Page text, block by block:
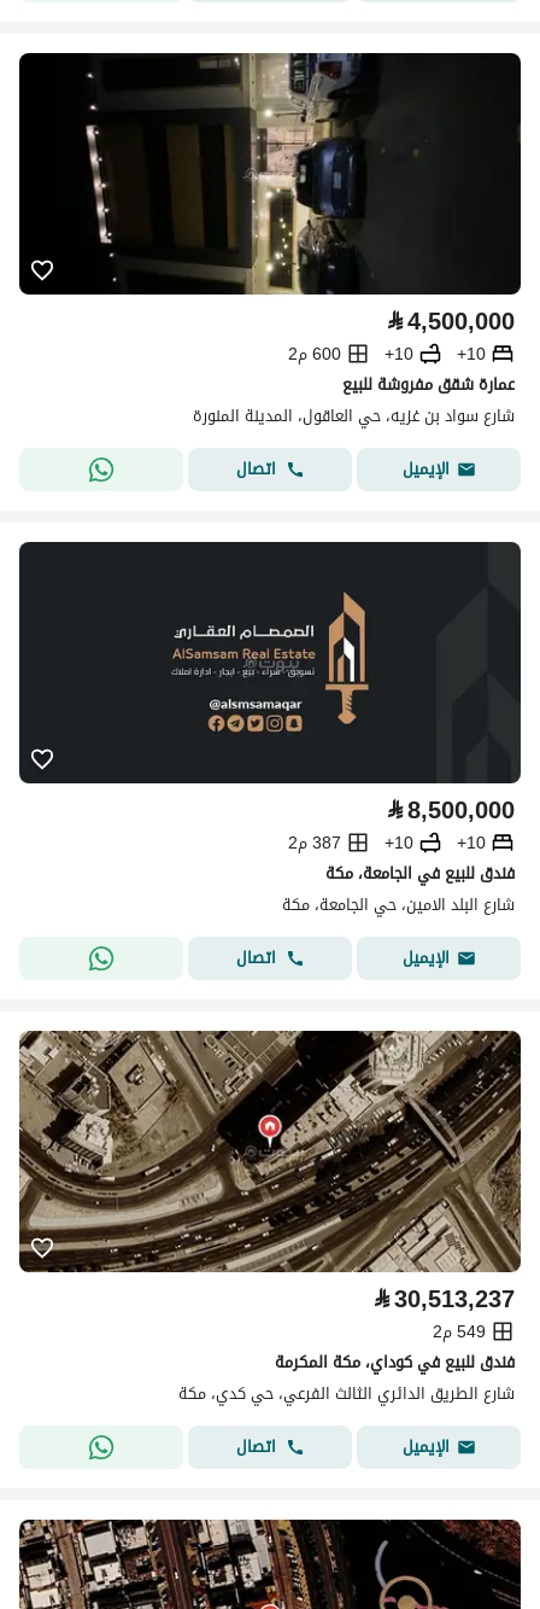
⃁4,500,000
10+
10+
600 م2
عمارة شقق مفروشة للبيع
شارع سواد بن غزيه، حي العاقول، المدينة المنورة
الإيميل
اتصال
⃁8,500,000
10+
10+
387 م2
فندق للبيع في الجامعة، مكة
شارع البلد الامين، حي الجامعة، مكة
الإيميل
اتصال
⃁30,513,237
549 م2
فندق للبيع في كوداي، مكة المكرمة
شارع الطريق الدائري الثالث الفرعي، حي كدي، مكة
الإيميل
اتصال